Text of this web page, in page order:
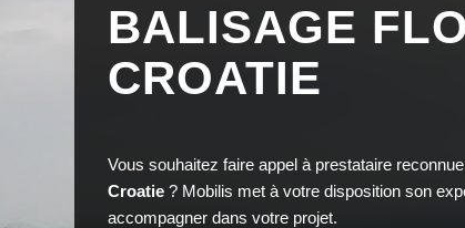
BALISAGE
CROATIE
Vous souhaitez faire appel à prestataire
Croatie ? Mobilis met à votre disposition son
accompagner dans votre projet.